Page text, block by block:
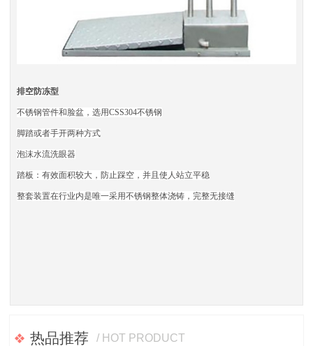
排空防冻型
不锈钢管件和脸盆，选用CSS304不锈钢
脚踏或者手开两种方式
泡沫水流洗眼器
踏板：有效面积较大，防止踩空，并且使人站立平稳
整套装置在行业内是唯一采用不锈钢整体浇铸，完整无接缝
热品推荐 / HOT PRODUCT